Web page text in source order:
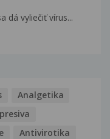
dá vyliečiť vírus...
Analgetika
Antivirotika